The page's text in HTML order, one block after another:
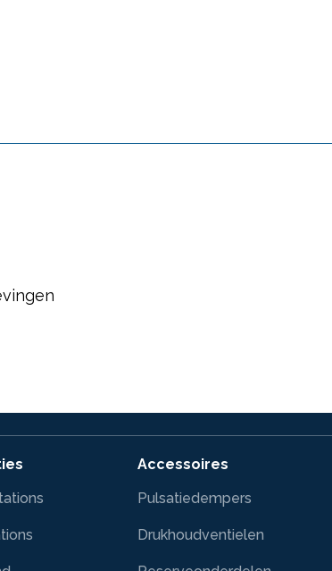
Accessoires
Pulsatiedempers
Drukhoudventielen